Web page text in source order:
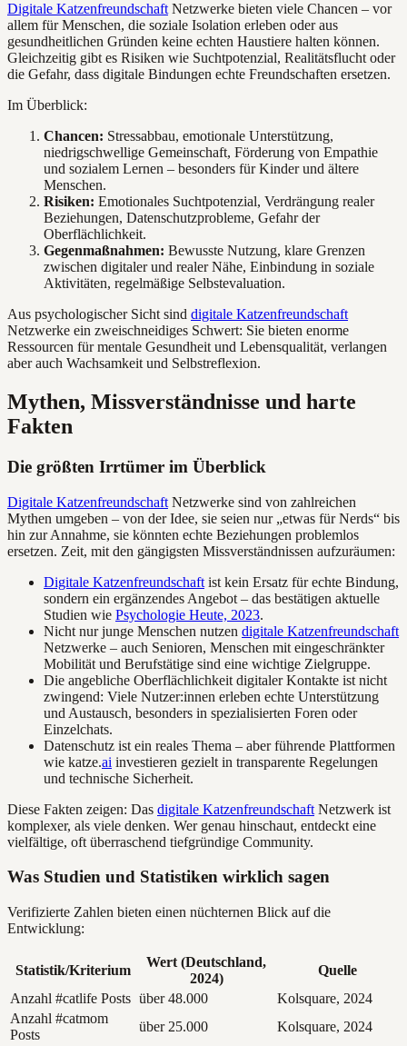
Digitale Katzenfreundschaft Netzwerke bieten viele Chancen – vor
allem für Menschen, die soziale Isolation erleben oder aus
gesundheitlichen Gründen keine echten Haustiere halten können.
Gleichzeitig gibt es Risiken wie Suchtpotenzial, Realitätsflucht oder
die Gefahr, dass digitale Bindungen echte Freundschaften ersetzen.
Im Überblick:
Chancen: Stressabbau, emotionale Unterstützung,
niedrigschwellige Gemeinschaft, Förderung von Empathie
und sozialem Lernen – besonders für Kinder und ältere
Menschen.
Risiken: Emotionales Suchtpotenzial, Verdrängung realer
Beziehungen, Datenschutzprobleme, Gefahr der
Oberflächlichkeit.
Gegenmaßnahmen: Bewusste Nutzung, klare Grenzen
zwischen digitaler und realer Nähe, Einbindung in soziale
Aktivitäten, regelmäßige Selbstevaluation.
Aus psychologischer Sicht sind digitale Katzenfreundschaft
Netzwerke ein zweischneidiges Schwert: Sie bieten enorme
Ressourcen für mentale Gesundheit und Lebensqualität, verlangen
aber auch Wachsamkeit und Selbstreflexion.
Mythen, Missverständnisse und harte
Fakten
Die größten Irrtümer im Überblick
Digitale Katzenfreundschaft Netzwerke sind von zahlreichen
Mythen umgeben – von der Idee, sie seien nur „etwas für Nerds“ bis
hin zur Annahme, sie könnten echte Beziehungen problemlos
ersetzen. Zeit, mit den gängigsten Missverständnissen aufzuräumen:
Digitale Katzenfreundschaft ist kein Ersatz für echte Bindung,
sondern ein ergänzendes Angebot – das bestätigen aktuelle
Studien wie Psychologie Heute, 2023.
Nicht nur junge Menschen nutzen digitale Katzenfreundschaft
Netzwerke – auch Senioren, Menschen mit eingeschränkter
Mobilität und Berufstätige sind eine wichtige Zielgruppe.
Die angebliche Oberflächlichkeit digitaler Kontakte ist nicht
zwingend: Viele Nutzer:innen erleben echte Unterstützung
und Austausch, besonders in spezialisierten Foren oder
Einzelchats.
Datenschutz ist ein reales Thema – aber führende Plattformen
wie katze.ai investieren gezielt in transparente Regelungen
und technische Sicherheit.
Diese Fakten zeigen: Das digitale Katzenfreundschaft Netzwerk ist
komplexer, als viele denken. Wer genau hinschaut, entdeckt eine
vielfältige, oft überraschend tiefgründige Community.
Was Studien und Statistiken wirklich sagen
Verifizierte Zahlen bieten einen nüchternen Blick auf die
Entwicklung:
Statistik/Kriterium
Wert (Deutschland,
2024)
Quelle
Anzahl #catlife Posts über 48.000
Kolsquare, 2024
Anzahl #catmom
Posts
über 25.000
Kolsquare, 2024